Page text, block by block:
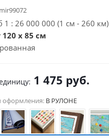
mir99072
1 : 26 000 000 (1 см - 260 км)
x 85 см
1 475 руб.
оформления: В РУЛОНЕ